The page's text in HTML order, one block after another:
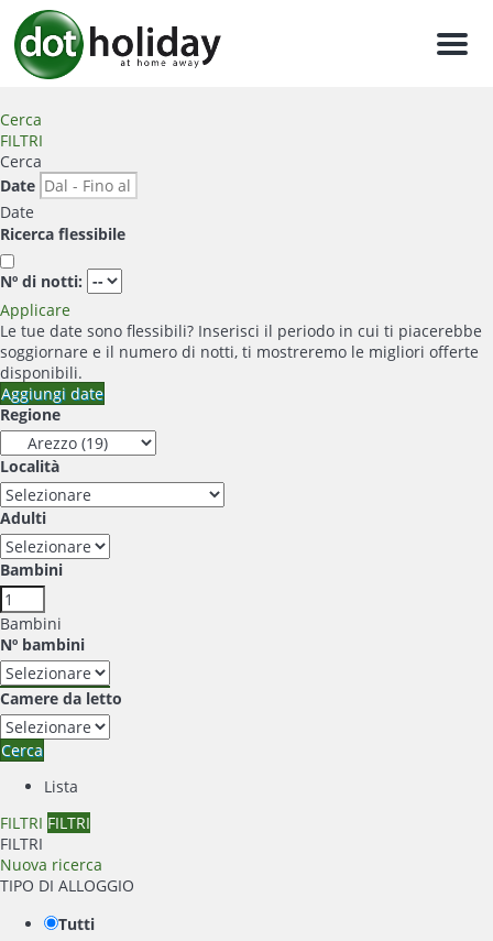
Menu
Cerca
FILTRI
Cerca
Date
Date
Ricerca flessibile
Nº di notti:
Applicare
Le tue date sono flessibili? Inserisci il periodo in cui ti piacerebbe
soggiornare e il numero di notti, ti mostreremo le migliori offerte
disponibili.
Aggiungi date
Regione
Località
Adulti
Bambini
Bambini
Nº bambini
Camere da letto
Cerca
Lista
FILTRI FILTRI
FILTRI
Nuova ricerca
TIPO DI ALLOGGIO
Tutti